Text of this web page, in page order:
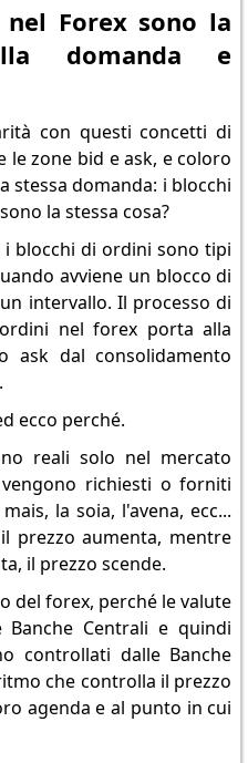
Forex sono la
domanda e
con questi concetti di
le zone bid e ask, e coloro
stessa domanda: i blocchi
la stessa cosa?
blocchi di ordini sono tipi
avviene un blocco di
intervallo. Il processo di
nel forex porta alla
ask dal consolidamento
ecco perché.
reali solo nel mercato
richiesti o forniti
la soia, l'avena, ecc...
prezzo aumenta, mentre
il prezzo scende.
del forex, perché le valute
Centrali e quindi
controllati dalle Banche
che controlla il prezzo
agenda e al punto in cui